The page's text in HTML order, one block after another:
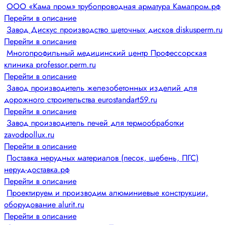
ООО «Кама пром» трубопроводная арматура Камапром.рф
Перейти в описание
Завод Дискус производство щеточных дисков diskusperm.ru
Перейти в описание
Многопрофильный медицинский центр Профессорская
клиника professor.perm.ru
Перейти в описание
Завод производитель железобетонных изделий для
дорожного строительства eurostandart59.ru
Перейти в описание
Завод производитель печей для термообработки
zavodpollux.ru
Перейти в описание
Поставка нерудных материалов (песок, щебень, ПГС)
неруд-доставка.рф
Перейти в описание
Проектируем и производим алюминиевые конструкции,
оборудование alurit.ru
Перейти в описание